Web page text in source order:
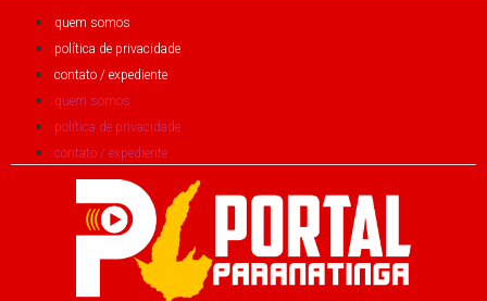
quem somos
política de privacidade
contato / expediente
quem somos
política de privacidade
contato / expediente